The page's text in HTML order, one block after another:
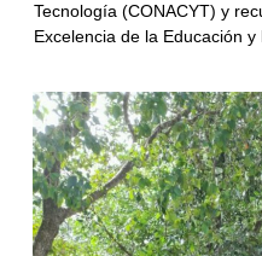
Tecnología (CONACYT) y
Excelencia de la Educación y